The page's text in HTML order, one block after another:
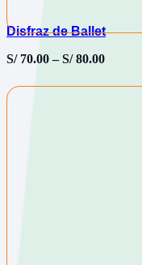
Disfraz de Ballet
S/70.00–S/80.00